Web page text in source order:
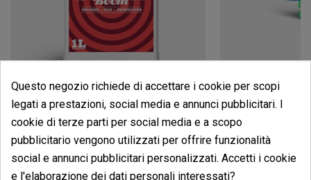
Super Boom
16,00 €
20,00 € -20%
Occhiali Per
18,00 €
20,00 € -10%
Questo negozio richiede di accettare i cookie per scopi
legati a prestazioni, social media e annunci pubblicitari. I
cookie di terze parti per social media e a scopo
pubblicitario vengono utilizzati per offrire funzionalità
social e annunci pubblicitari personalizzati. Accetti i cookie
e l'elaborazione dei dati personali interessati?